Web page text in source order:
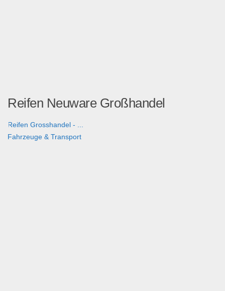
Reifen Neuware Großhandel
Reifen Grosshandel - ...
Fahrzeuge & Transport